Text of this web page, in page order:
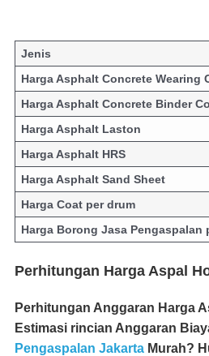
Jenis
Harga Asphalt Concrete Wearing
Harga Asphalt Concrete Binder
Harga Asphalt Laston
Harga Asphalt HRS
Harga Asphalt Sand Sheet
Harga Coat per drum
Harga Borong Jasa Pengaspalan
Perhitungan Harga Aspal
Perhitungan Anggaran Harga
Estimasi rincian Anggaran
Pengaspalan JakartaMurah?